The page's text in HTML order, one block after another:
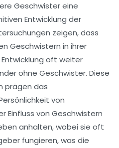
Geschwistereine
Entwicklung der
zeigen, dass
Geschwistern in ihrer
oft weiter
ohne Geschwister. Diese
prägen das
von
Einfluss von Geschwistern
anhalten, wobei sie oft
fungieren, was die